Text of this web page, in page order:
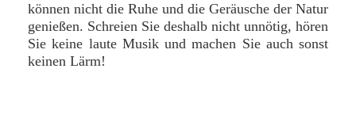
können nicht die Ruhe und die Geräusche der Natur
genießen. Schreien Sie deshalb nicht unnötig, hören
Sie keine laute Musik und machen Sie auch sonst
keinen Lärm!